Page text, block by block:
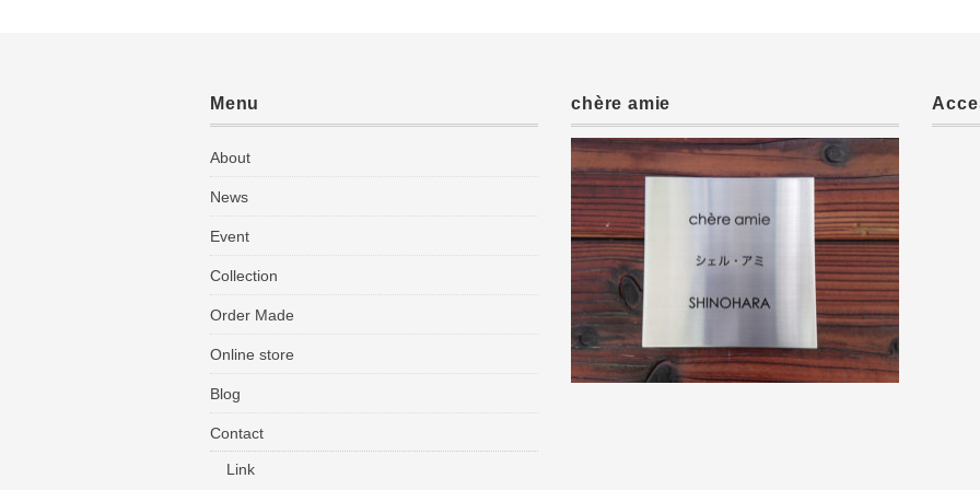
Menu
About
News
Event
Collection
Order Made
Online store
Blog
Contact
Link
chère amie